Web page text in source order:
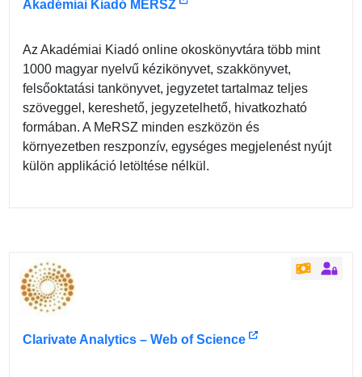
Akadémiai Kiadó MERSZ
Az Akadémiai Kiadó online okoskönyvtára több mint
1000 magyar nyelvű kézikönyvet, szakkönyvet,
felsőoktatási tankönyvet, jegyzetet tartalmaz teljes
szöveggel, kereshető, jegyzetelhető, hivatkozható
formában. A MeRSZ minden eszközön és
környezetben reszponzív, egységes megjelenést nyújt
külön applikáció letöltése nélkül.
Clarivate Analytics – Web of Science